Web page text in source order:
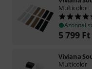
Multicolor
Azonnal
5 799 Ft
Viviana
Multicolor